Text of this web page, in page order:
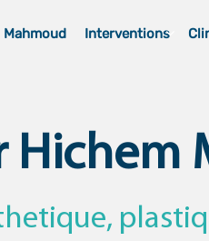
Mahmoud Interventions
Hichem